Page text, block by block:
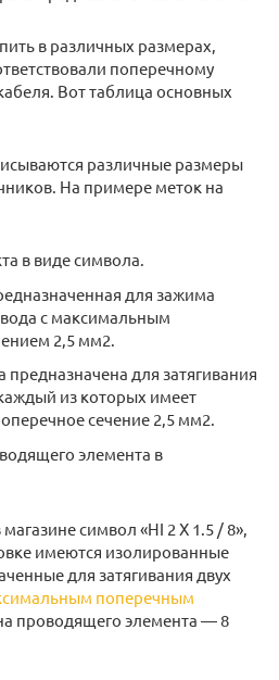
в различных размерах,
поперечному
Вот таблица основных
различные размеры
На примере меток на
в виде символа.
для зажима
с максимальным
2,5 мм2.
для затягивания
из которых имеет
сечение 2,5 мм2.
элемента в
символ «HI 2 X 1.5 / 8»,
имеются изолированные
для затягивания двух
поперечным
проводящего элемента — 8